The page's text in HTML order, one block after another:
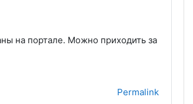
на портале. Можно приходить за
Permalink